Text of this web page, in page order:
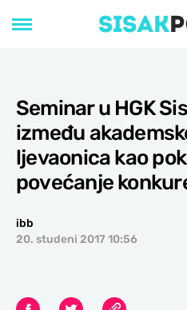
Seminar u HGK
između
ljevaonica kao
povećanje
ibb
20. studeni 2017 10:56